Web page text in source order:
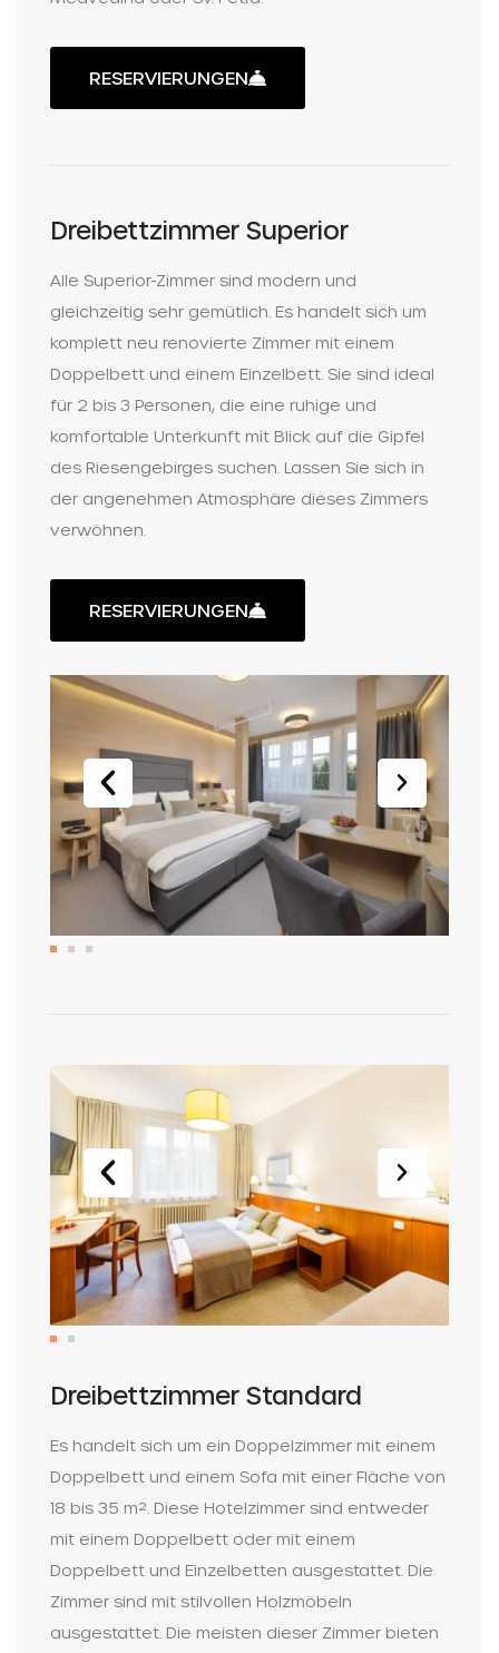
RESERVIERUNGEN
Dreibettzimmer Superior
Alle Superior-Zimmer sind modern und
gleichzeitig sehr gemütlich. Es handelt sich um
komplett neu renovierte Zimmer mit einem
Doppelbett und einem Einzelbett. Sie sind ideal
für 2 bis 3 Personen, die eine ruhige und
komfortable Unterkunft mit Blick auf die Gipfel
des Riesengebirges suchen. Lassen Sie sich in
der angenehmen Atmosphäre dieses Zimmers
verwöhnen.
RESERVIERUNGEN
Dreibettzimmer Standard
Es handelt sich um ein Doppelzimmer mit einem
Doppelbett und einem Sofa mit einer Fläche von
18 bis 35 m². Diese Hotelzimmer sind entweder
mit einem Doppelbett oder mit einem
Doppelbett und Einzelbetten ausgestattet. Die
Zimmer sind mit stilvollen Holzmöbeln
ausgestattet. Die meisten dieser Zimmer bieten